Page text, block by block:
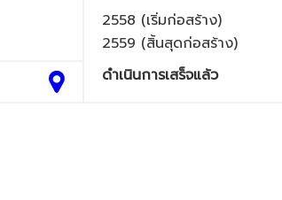
2558 (เริ่มก่อสร้าง)
2559 (สิ้นสุดก่อสร้าง)
ดำเนินการเสร็จแล้ว